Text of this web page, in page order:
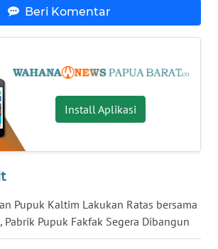
Beri Komentar
Install Aplikasi
Pupuk Kaltim Lakukan Ratas bersama
Pupuk Fakfak Segera Dibangun